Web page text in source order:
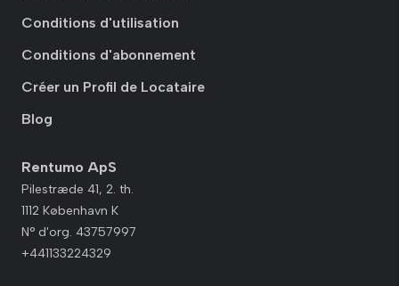
Conditions d'utilisation
Conditions d'abonnement
Créer un Profil de Locataire
Blog
Rentumo ApS
Pilestræde 41, 2. th.
1112 København K
N° d'org. 43757997
+441133224329